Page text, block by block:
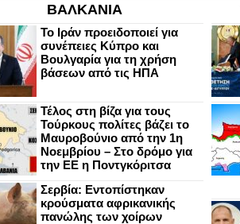
ΒΑΛΚΑΝΙΑ
Το Ιράν προειδοποιεί για
συνέπειες Κύπρο και
Βουλγαρία για τη χρήση
βάσεων από τις ΗΠΑ
Τέλος στη βίζα για τους
Τούρκους πολίτες βάζει το
Μαυροβούνιο από την 1η
Νοεμβρίου – Στο δρόμο για
την ΕΕ η Ποντγκόριτσα
Σερβία: Εντοπίστηκαν
κρούσματα αφρικανικής
πανώλης των χοίρων